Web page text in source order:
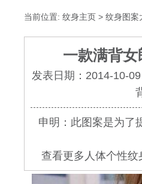
当前位置: 纹身主页 > 纹身图案
一款满背
发表日期：2014-10-
申明：此图案是为了
查看更多人体个性